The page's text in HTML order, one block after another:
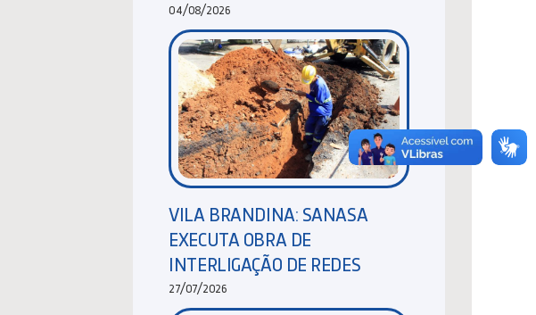
04/08/2026
VILA BRANDINA: SANASA
EXECUTA OBRA DE
INTERLIGAÇÃO DE REDES
27/07/2026